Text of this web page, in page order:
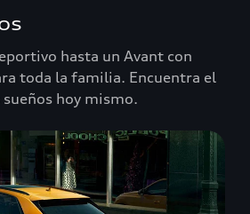
hasta un Avant con
toda la familia. Encuentra el
hoy mismo.